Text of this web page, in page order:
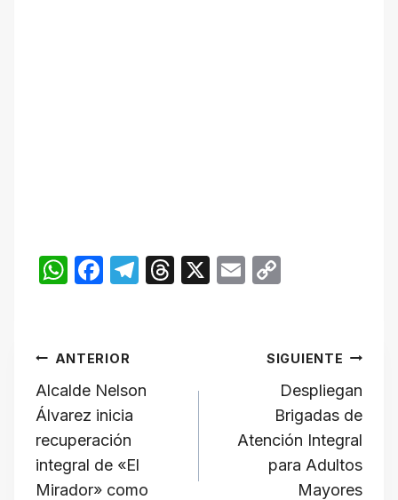
W
s
A
p
p
F
e
b
o
o
k
T
a
T
X
E
y
Li
n
k
Navegación
de
entradas
ANTERIOR
Alcalde Nelson
Álvarez inicia
recuperación
integral de «El
Mirador» como
SIGUIENTE
Despliegan
Brigadas de
Atención Integral
para Adultos
Mayores